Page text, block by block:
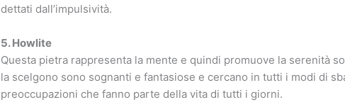
dettati dall’impulsività.
5. Howlite
Questa pietra rappresenta la mente e quindi promuove la serenità
la scelgono sono sognanti e fantasiose e cercano in tutti i modi di
preoccupazioni che fanno parte della vita di tutti i giorni.